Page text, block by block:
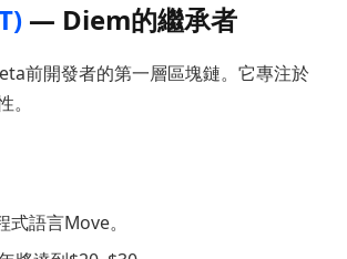
— Diem的繼承者
前開發者的第一層區塊鏈。它專注於
式語言Move。